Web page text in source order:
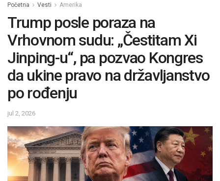
Početna Vesti Amerika
Trump posle poraza na
Vrhovnom sudu: „Čestitam Xi
Jinping-u“, pa pozvao Kongres
da ukine pravo na državljanstvo
po rođenju
jul 2, 2026